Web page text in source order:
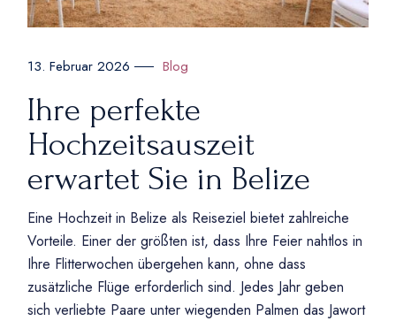
13. Februar 2026 Blog
Ihre perfekte
Hochzeitsauszeit
erwartet Sie in Belize
Eine Hochzeit in Belize als Reiseziel bietet zahlreiche
Vorteile. Einer der größten ist, dass Ihre Feier nahtlos in
Ihre Flitterwochen übergehen kann, ohne dass
zusätzliche Flüge erforderlich sind. Jedes Jahr geben
sich verliebte Paare unter wiegenden Palmen das Jawort